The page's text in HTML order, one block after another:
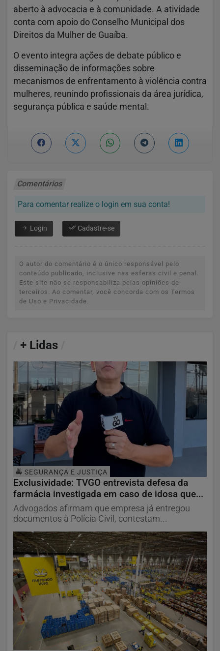
aberto à advocacia e à comunidade. A atividade
conta com apoio do Conselho Municipal dos
Direitos da Mulher de Guaíba.
O evento integra ações de debate público e
disseminação de informações sobre
mecanismos de enfrentamento à violência contra
mulheres, reunindo profissionais da área jurídica,
segurança pública e saúde mental.
Comentários
Para comentar realize o login em sua conta!
Login Cadastre-se
O autor do comentário é o único responsável pelo
conteúdo publicado, inclusive nas esferas civil e penal.
Este site não se responsabiliza pelas opiniões de
terceiros. Ao comentar, você concorda com os Termos
de Uso e Privacidade.
+ Lidas
🚔 SEGURANÇA E JUSTIÇA
Exclusividade: TVGO entrevista defesa da
farmácia investigada em caso de idosa que...
Advogados afirmam que empresa já entregou
documentos à Polícia Civil, contestam...